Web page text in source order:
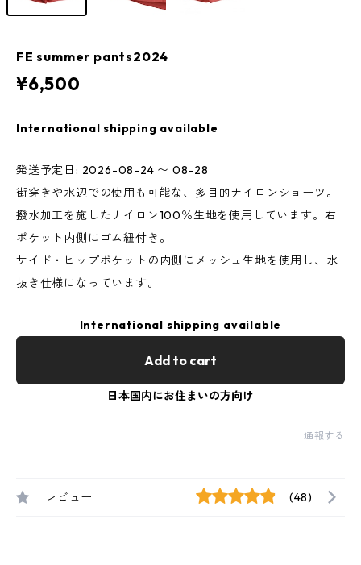
FE summer pants2024
¥6,500
International shipping available
発送予定日: 2026-08-24 〜 08-28
街穿きや水辺での使用も可能な、多目的ナイロンショーツ。
撥水加工を施したナイロン100％生地を使用しています。右
ポケット内側にゴム紐付き。
サイド・ヒップポケットの内側にメッシュ生地を使用し、水
抜き仕様になっています。
International shipping available
Add to cart
日本国内にお住まいの方向け
通報する
レビュー (48)